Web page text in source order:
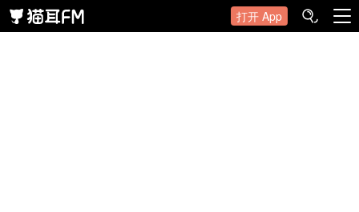
打开 App